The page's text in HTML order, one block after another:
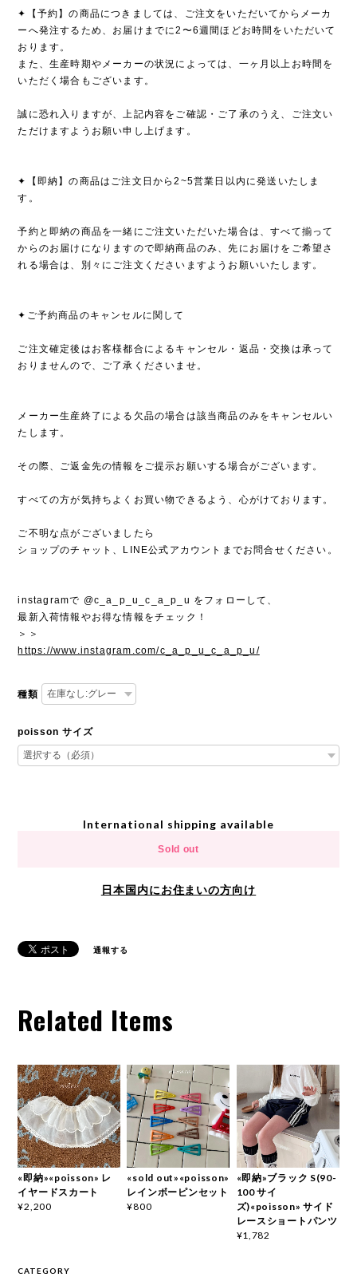
✦【予約】の商品につきましては、ご注文をいただいてからメーカ
ーへ発注するため、お届けまでに2〜6週間ほどお時間をいただいて
おります。
また、生産時期やメーカーの状況によっては、一ヶ月以上お時間を
いただく場合もございます。
誠に恐れ入りますが、上記内容をご確認・ご了承のうえ、ご注文い
ただけますようお願い申し上げます。
✦【即納】の商品はご注文日から2~5営業日以内に発送いたしま
す。
予約と即納の商品を一緒にご注文いただいた場合は、すべて揃って
からのお届けになりますので即納商品のみ、先にお届けをご希望さ
れる場合は、別々にご注文くださいますようお願いいたします。
✦ご予約商品のキャンセルに関して
ご注文確定後はお客様都合によるキャンセル・返品・交換は承って
おりませんので、ご了承くださいませ。
メーカー生産終了による欠品の場合は該当商品のみをキャンセルい
たします。
その際、ご返金先の情報をご提示お願いする場合がございます。
すべての方が気持ちよくお買い物できるよう、心がけております。
ご不明な点がございましたら
ショップのチャット、LINE公式アカウントまでお問合せください。
instagramで @c_a_p_u_c_a_p_u をフォローして、
最新入荷情報やお得な情報をチェック！
＞＞
https://www.instagram.com/c_a_p_u_c_a_p_u/
種類
poisson サイズ
International shipping available
Sold out
日本国内にお住まいの方向け
通報する
Related Items
«即納»«poisson» レ
イヤードスカート
¥2,200
«sold out»«poisson»
レインボーピンセット
¥800
«即納»ブラック S(90-
100 サイ
ズ)«poisson» サイド
レースショートパンツ
¥1,782
CATEGORY